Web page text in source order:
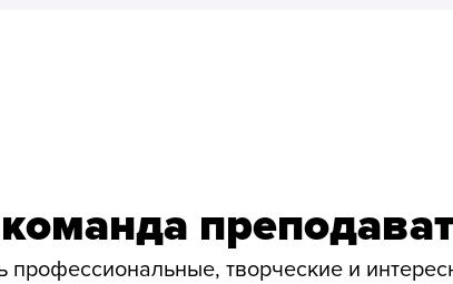
профессиональные, творческие и